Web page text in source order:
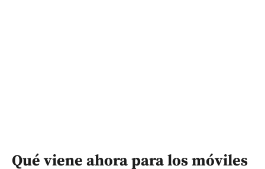
Qué viene ahora para los móviles